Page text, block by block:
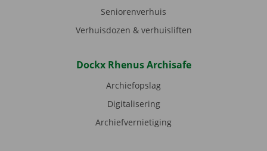
Seniorenverhuis
Verhuisdozen & verhuisliften
Dockx Rhenus Archisafe
Archiefopslag
Digitalisering
Archiefvernietiging